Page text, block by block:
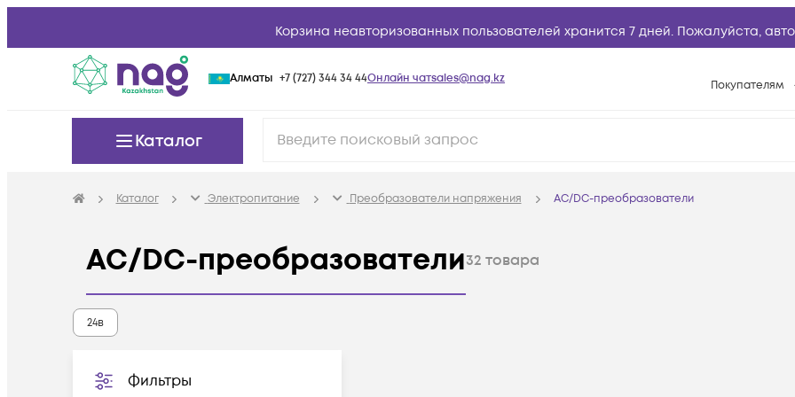
Корзина неавторизованных пользователей хранится 7 дней. Пожалуйста,
Алматы +7 (727) 344 34 44Онлайн чатsales@nag.kz Покупателям
Каталог
Каталог Электропитание Преобразователи напряжения AC/DC-преобразователи
AC/DC-преобразователи32 товара
Фильтры
24в